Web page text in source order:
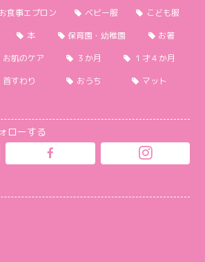
お食事エプロン ベビー服
こども服
本 保育園・幼稚園
お箸
お肌のケア ３か月
１才４か月
首すわり おうち マット
ローする